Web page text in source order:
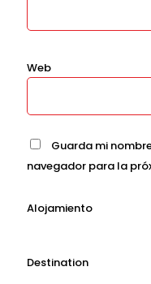
Web
Guarda mi
navegador para la
Alojamiento
Destination